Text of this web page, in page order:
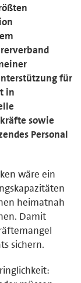
für
in
sowie
Personal
wäre ein
heimatnah
Damit
sichern.